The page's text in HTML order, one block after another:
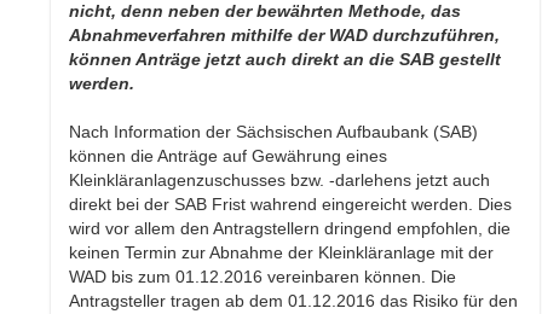
nicht, denn neben der bewährten Methode, das
Abnahmeverfahren mithilfe der WAD durchzuführen,
können Anträge jetzt auch direkt an die SAB gestellt
werden.
Nach Information der Sächsischen Aufbaubank (SAB)
können die Anträge auf Gewährung eines
Kleinkläranlagenzuschusses bzw. -darlehens jetzt auch
direkt bei der SAB Frist wahrend eingereicht werden. Dies
wird vor allem den Antragstellern dringend empfohlen, die
keinen Termin zur Abnahme der Kleinkläranlage mit der
WAD bis zum 01.12.2016 vereinbaren können. Die
Antragsteller tragen ab dem 01.12.2016 das Risiko für den